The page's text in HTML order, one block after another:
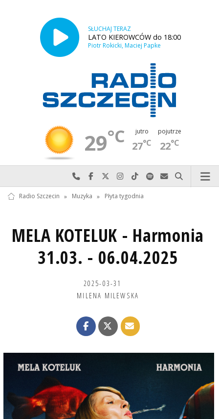
SŁUCHAJ TERAZ
LATO KIEROWCÓW do 18:00
Piotr Rokicki, Maciej Papke
29°C jutro
27°C
pojutrze
22°C
Najlepiej po prostu do nas zadzwoń
Odwiedź nas na Facebook-u
Odwiedź nas na X
Odwiedź nas na Instagram-ie
Odwiedź nas na TikTok-u
Szukaj nas na Spotify
Wyślij do nas
Szukaj
Radio Szczecin » Muzyka » Płyta tygodnia
MELA KOTELUK - Harmonia
31.03. - 06.04.2025
2025-03-31
MILENA MILEWSKA